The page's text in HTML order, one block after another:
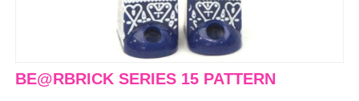
BE@RBRICK SERIES 15 PATTERN